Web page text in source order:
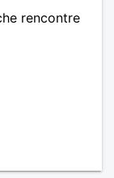
rencontre